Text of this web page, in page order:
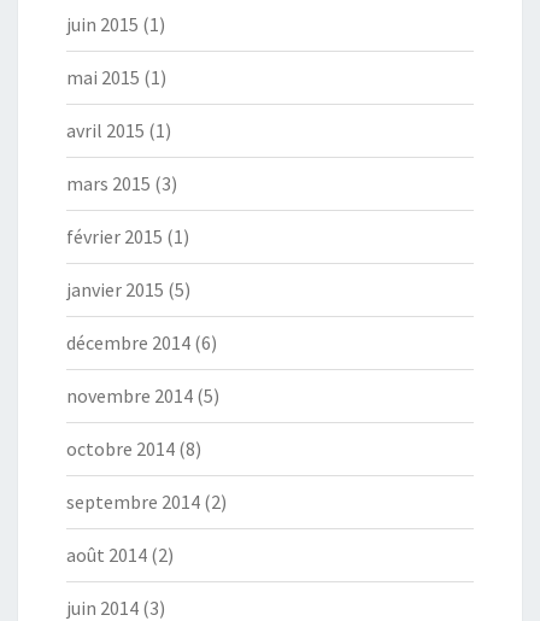
juin 2015 (1)
mai 2015 (1)
avril 2015 (1)
mars 2015 (3)
février 2015 (1)
janvier 2015 (5)
décembre 2014 (6)
novembre 2014 (5)
octobre 2014 (8)
septembre 2014 (2)
août 2014 (2)
juin 2014 (3)